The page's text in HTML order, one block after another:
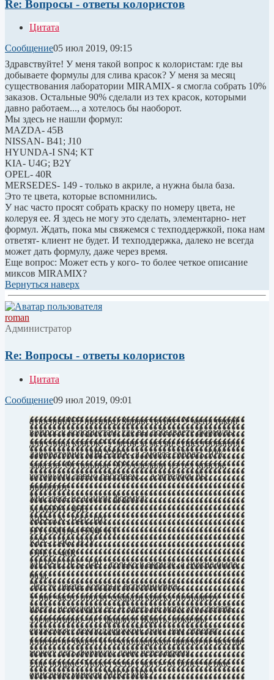
Re: Вопросы - ответы колористов
Цитата
Сообщение05 июл 2019, 09:15
Здравствуйте! У меня такой вопрос к колористам: где вы
добываете формулы для слива красок? У меня за месяц
существования лаборатории MIRAMIX- я смогла собрать 10%
заказов. Остальные 90% сделали из тех красок, которыми
давно работаем..., а хотелось бы наоборот.
Мы здесь не нашли формул:
MAZDA- 45B
NISSAN- B41; J10
HYUNDA-I SN4; KT
KIA- U4G; B2Y
OPEL- 40R
MERSEDES- 149 - только в акриле, а нужна была база.
Это те цвета, которые вспомнились.
У нас часто просят собрать краску по номеру цвета, не
колеруя ее. Я здесь не могу это сделать, элементарно- нет
формул. Ждать, пока мы свяжемся с техподдержкой, пока нам
ответят- клиент не будет. И техподдержка, далеко не всегда
может дать формулу, даже через время.
Еще вопрос: Может есть у кого- то более четкое описание
миксов MIRAMIX?
Вернуться наверх
roman
Администратор
Re: Вопросы - ответы колористов
Цитата
Сообщение09 июл 2019, 09:01
avtoemali123 писал(а):Здравствуйте! У меня такой
вопрос к колористам: где вы добываете формулы
для слива красок? У меня за месяц существования
лаборатории MIRAMIX- я смогла собрать 10%
заказов. Остальные 90% сделали из тех красок,
которыми давно работаем..., а хотелось бы
наоборот.
Мы здесь не нашли формул:
MAZDA- 45B
NISSAN- B41; J10
HYUNDA-I SN4; KT
KIA- U4G; B2Y
OPEL- 40R
MERSEDES- 149 - только в акриле, а нужна была
база.
Это те цвета, которые вспомнились.
У нас часто просят собрать краску по номеру
цвета, не колеруя ее. Я здесь не могу это сделать,
элементарно- нет формул. Ждать, пока мы
свяжемся с техподдержкой, пока нам ответят-
клиент не будет. И техподдержка, далеко не всегда
может дать формулу, даже через время.
Еще вопрос: Может есть у кого- то более четкое
описание миксов MIRAMIX?